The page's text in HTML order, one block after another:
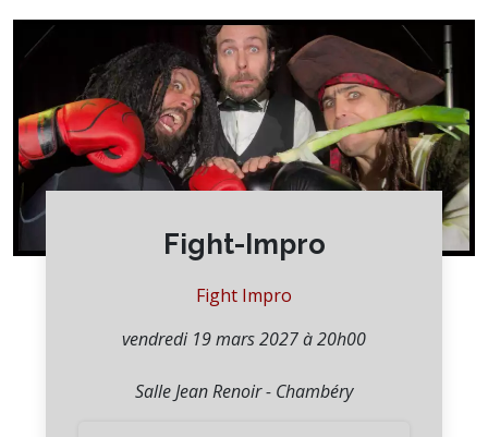
Fight-Impro
Fight Impro
vendredi 19 mars 2027 à 20h00
Salle Jean Renoir - Chambéry